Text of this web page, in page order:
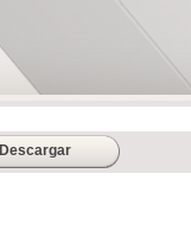
Descargar